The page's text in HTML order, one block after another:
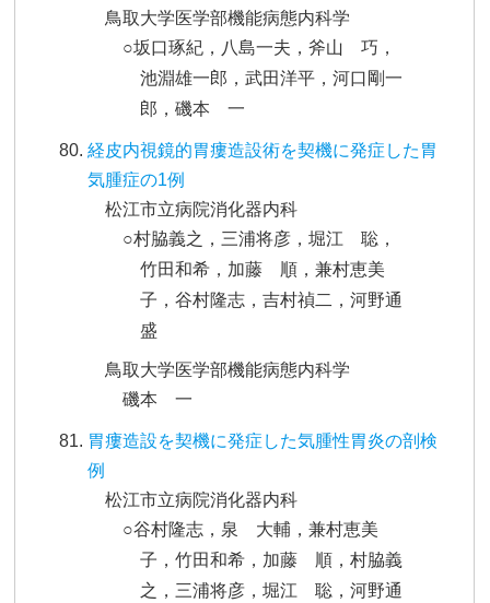
鳥取大学医学部機能病態内科学
○坂口琢紀，八島一夫，斧山 巧，
池淵雄一郎，武田洋平，河口剛一
郎，磯本 一
経皮内視鏡的胃瘻造設術を契機に発症した胃
気腫症の1例
松江市立病院消化器内科
○村脇義之，三浦将彦，堀江 聡，
竹田和希，加藤 順，兼村恵美
子，谷村隆志，吉村禎二，河野通
盛
鳥取大学医学部機能病態内科学
磯本 一
胃瘻造設を契機に発症した気腫性胃炎の剖検
例
松江市立病院消化器内科
○谷村隆志，泉 大輔，兼村恵美
子，竹田和希，加藤 順，村脇義
之，三浦将彦，堀江 聡，河野通